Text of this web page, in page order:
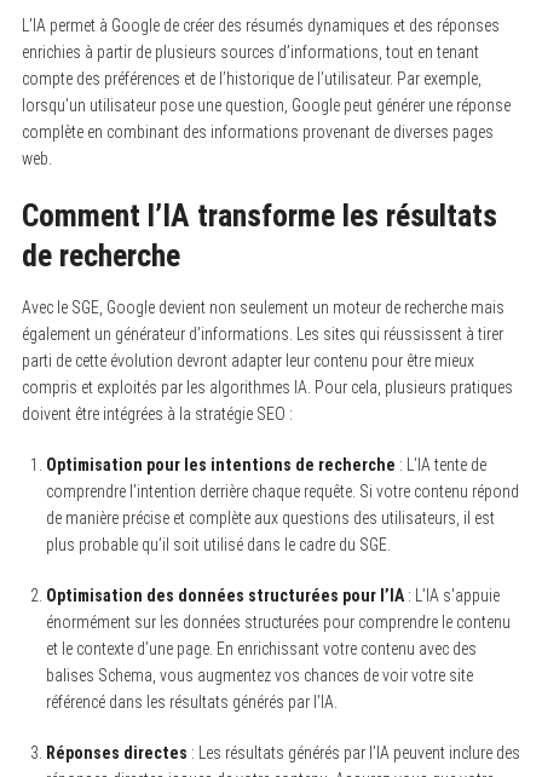
L’IA permet à Google de créer des résumés dynamiques et des réponses
enrichies à partir de plusieurs sources d’informations, tout en tenant
compte des préférences et de l’historique de l’utilisateur. Par exemple,
lorsqu’un utilisateur pose une question, Google peut générer une réponse
complète en combinant des informations provenant de diverses pages
web.
Comment l’IA transforme les résultats
de recherche
Avec le SGE, Google devient non seulement un moteur de recherche mais
également un générateur d’informations. Les sites qui réussissent à tirer
parti de cette évolution devront adapter leur contenu pour être mieux
compris et exploités par les algorithmes IA. Pour cela, plusieurs pratiques
doivent être intégrées à la stratégie SEO :
Optimisation pour les intentions de recherche : L’IA tente de
comprendre l’intention derrière chaque requête. Si votre contenu répond
de manière précise et complète aux questions des utilisateurs, il est
plus probable qu’il soit utilisé dans le cadre du SGE.
Optimisation des données structurées pour l’IA: L’IA s’appuie
énormément sur les données structurées pour comprendre le contenu
et le contexte d’une page. En enrichissant votre contenu avec des
balises Schema, vous augmentez vos chances de voir votre site
référencé dans les résultats générés par l’IA.
Réponses directes : Les résultats générés par l’IA peuvent inclure des